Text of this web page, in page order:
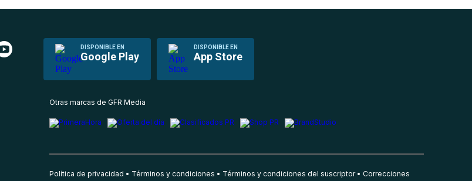
DISPONIBLE EN
Google Play
DISPONIBLE EN
App Store
Otras marcas de GFR Media
Política de privacidad Términos y condiciones Términos y condiciones del suscriptor Correcciones